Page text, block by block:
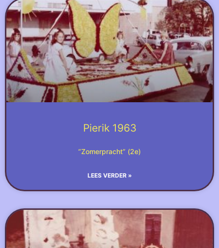
Pierik 1963
“Zomerpracht” (2e)
LEES VERDER »